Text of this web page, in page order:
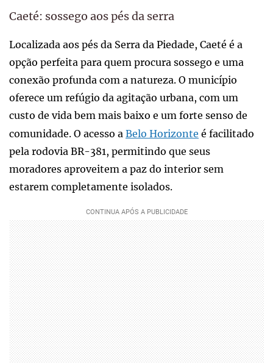
Caeté: sossego aos pés da serra
Localizada aos pés da Serra da Piedade, Caeté é a
opção perfeita para quem procura sossego e uma
conexão profunda com a natureza. O município
oferece um refúgio da agitação urbana, com um
custo de vida bem mais baixo e um forte senso de
comunidade. O acesso a Belo Horizonte é facilitado
pela rodovia BR-381, permitindo que seus
moradores aproveitem a paz do interior sem
estarem completamente isolados.